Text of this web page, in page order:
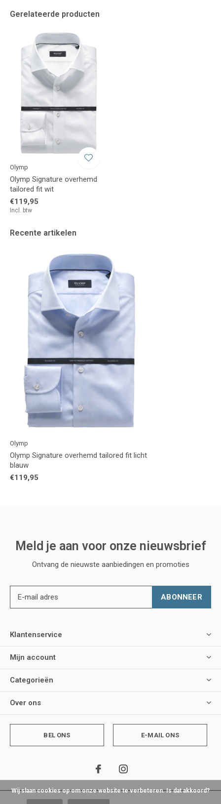
Gerelateerde producten
Olymp
Olymp Signature overhemd
tailored fit wit
€119,95
Incl. btw
Recente artikelen
Olymp
Olymp Signature overhemd tailored fit licht
blauw
€119,95
Meld je aan voor onze nieuwsbrief
Ontvang de nieuwste aanbiedingen en promoties
ABONNEER
Klantenservice
Mijn account
Categorieën
Over ons
BEL ONS E-MAIL ONS
Wij slaan cookies op om onze website te verbeteren. Is dat akkoord?